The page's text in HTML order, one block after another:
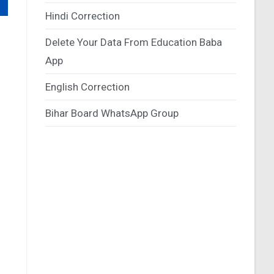
Hindi Correction
Delete Your Data From Education Baba
App
English Correction
Bihar Board WhatsApp Group